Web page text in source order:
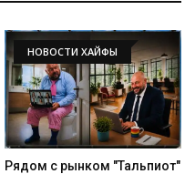
НОВОСТИ ХАЙФЫ
Рядом с рынком "Тальпиот"